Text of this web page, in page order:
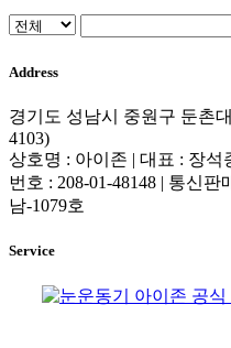
Address
경기도 성남시 중원구 둔촌
4103)
상호명 : 아이존 | 대표 : 장석
번호 : 208-01-48148 | 통신
남-1079호
Service